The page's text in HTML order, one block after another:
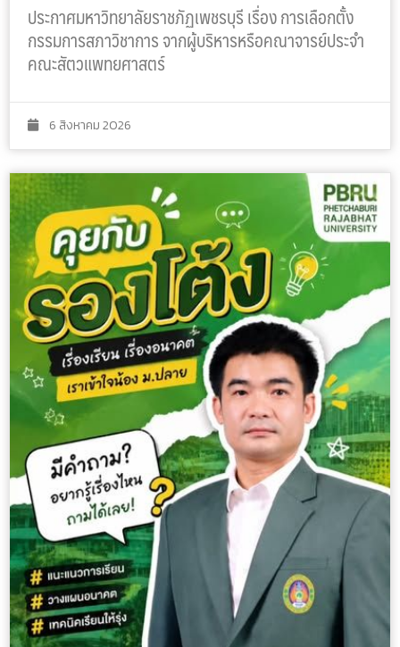
ประกาศมหาวิทยาลัยราชภัฏเพชรบุรี เรื่อง การเลือกตั้ง
กรรมการสภาวิชาการ จากผู้บริหารหรือคณาจารย์ประจำ
คณะสัตวแพทยศาสตร์
6 สิงหาคม 2026